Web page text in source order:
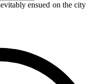
ensued on the city